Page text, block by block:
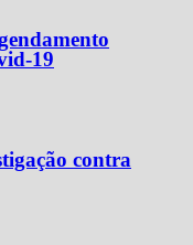
19
contra